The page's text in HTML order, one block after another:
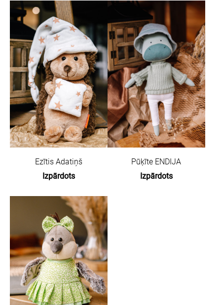
Ezītis Adatiņš
Izpārdots
Pūķīte ENDIJA
Izpārdots